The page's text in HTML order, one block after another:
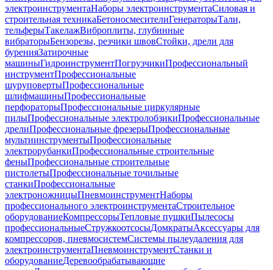
электроинструментаНаборы электроинструментаСиловая и
строительная техникаБетоносмесителиГенераторыТали,
тельферыТакелажВиброплиты, глубинные
вибраторыБензорезы, резчики швовСтойки, дрели для
буренияЗатирочные
машиныГидроинструментПогрузчикиПрофессиональный
инструментПрофессиональные
шуруповертыПрофессиональные
шлифмашиныПрофессиональные
перфораторыПрофессиональные циркулярные
пилыПрофессиональные электролобзикиПрофессиональные
дрелиПрофессиональные фрезерыПрофессиональные
мультиинструментыПрофессиональные
электрорубанкиПрофессиональные строительные
феныПрофессиональные строительные
пистолетыПрофессиональные точильные
станкиПрофессиональные
электроножницыПневмоинструментНаборы
профессионального электроинструментаСтроительное
оборудованиеКомпрессорыТепловые пушкиПылесосы
профессиональныеСтружкоотсосыДомкратыАксессуары для
компрессоров, пневмосистемСистемы пылеудаления для
электроинструментаПневмоинструментСтанки и
оборудованиеДеревообрабатывающие